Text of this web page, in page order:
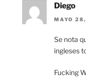
Diego
MAYO
Se nota
ingleses
Fucking